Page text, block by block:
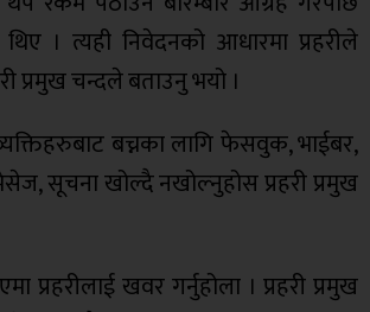
। त्यही निवेदनको आधारमा प्रहरीले
प्रमुख चन्दले बताउनु भयो ।
बच्नका लागि फेसवुक, भाईबर,
सूचना खोल्दै नखोल्नुहोस प्रहरी प्रमुख
खवर गर्नुहोला । प्रहरी प्रमुख